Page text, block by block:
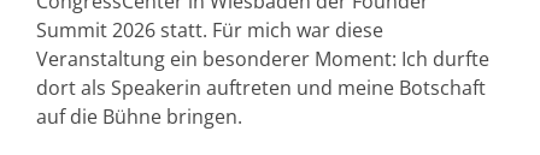
Summit 2026 statt. Für mich war diese
Veranstaltung ein besonderer Moment: Ich durfte
dort als Speakerin auftreten und meine Botschaft
auf die Bühne bringen.